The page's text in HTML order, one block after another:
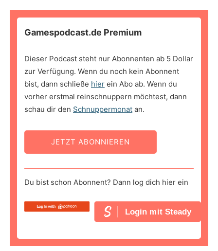
Gamespodcast.de Premium
Dieser Podcast steht nur Abonnenten ab 5 Dollar
zur Verfügung. Wenn du noch kein Abonnent
bist, dann schließe hier ein Abo ab. Wenn du
vorher erstmal reinschnuppern möchtest, dann
schau dir den Schnuppermonat an.
JETZT ABONNIEREN
Du bist schon Abonnent? Dann log dich hier ein
Login mit Steady